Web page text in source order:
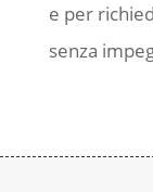
e per
senza